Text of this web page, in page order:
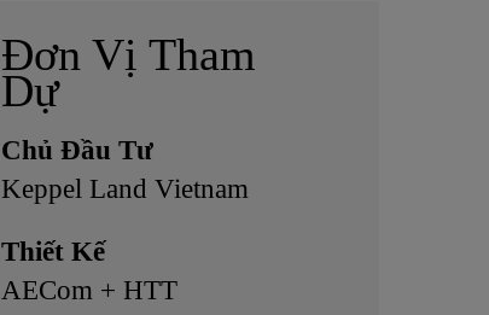
Đơn Vị Tham
Dự
Chủ Đầu Tư
Keppel Land Vietnam
Thiết Kế
AECom + HTT